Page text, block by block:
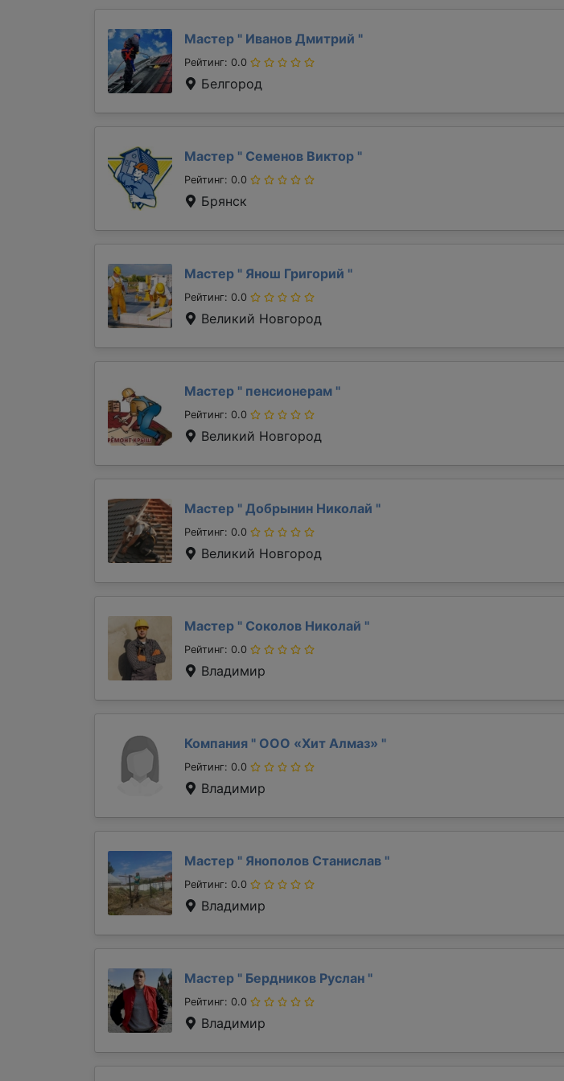
Мастер " Иванов Дмитрий "
Рейтинг: 0.0
Белгород
Мастер " Семенов Виктор "
Рейтинг: 0.0
Брянск
Мастер " Янош Григорий "
Рейтинг: 0.0
Великий Новгород
Мастер " пенсионерам "
Рейтинг: 0.0
Великий Новгород
Мастер " Добрынин Николай "
Рейтинг: 0.0
Великий Новгород
Мастер " Соколов Николай "
Рейтинг: 0.0
Владимир
Компания " ООО «Хит Алмаз» "
Рейтинг: 0.0
Владимир
Мастер " Янополов Станислав "
Рейтинг: 0.0
Владимир
Мастер " Бердников Руслан "
Рейтинг: 0.0
Владимир